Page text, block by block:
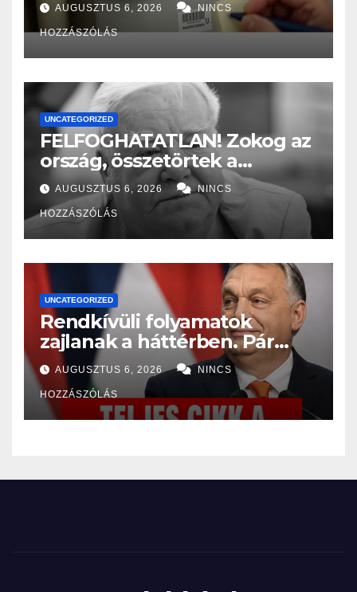
mérőállását, nagy bajba
kerülhet! – EZT kell tenni:
AUGUSZTUS 6, 2026 NINCS
HOZZÁSZÓLÁS
UNCATEGORIZED
FELFOGHATATLAN! Zokog az
ország, összetörtek a
rajongók: Most jelentették
be a szomorú hírt Gálvölgyi
Jánosról
AUGUSZTUS 6, 2026 NINCS
HOZZÁSZÓLÁS
UNCATEGORIZED
Rendkívüli folyamatok
zajlanak a háttérben. Pár
napon belül újra Orbán
Viktor lehet a
miniszterelnök? – EZ történt:
AUGUSZTUS 6, 2026 NINCS
HOZZÁSZÓLÁS